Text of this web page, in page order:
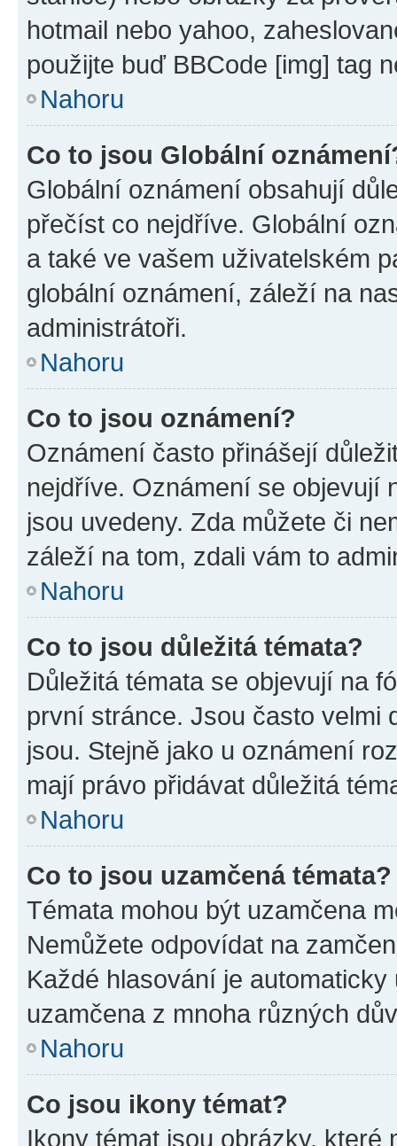
hotmail nebo yahoo,
použijte buď BBCode [img] tag
Nahoru
Co to jsou Globální
Globální oznámení obsahují
přečíst co nejdříve. Globální
a také ve vašem uživatelském
globální oznámení, záleží na
administrátoři.
Nahoru
Co to jsou oznámení?
Oznámení často přinášejí
nejdříve. Oznámení se objevují
jsou uvedeny. Zda můžete či
záleží na tom, zdali vám to
Nahoru
Co to jsou důležitá témata?
Důležitá témata se objevují na
první stránce. Jsou často velmi
jsou. Stejně jako u oznámení
mají právo přidávat důležitá
Nahoru
Co to jsou uzamčená témata?
Témata mohou být uzamčena
Nemůžete odpovídat na
Každé hlasování je
uzamčena z mnoha různých
Nahoru
Co jsou ikony témat?
Ikony témat jsou obrázky,